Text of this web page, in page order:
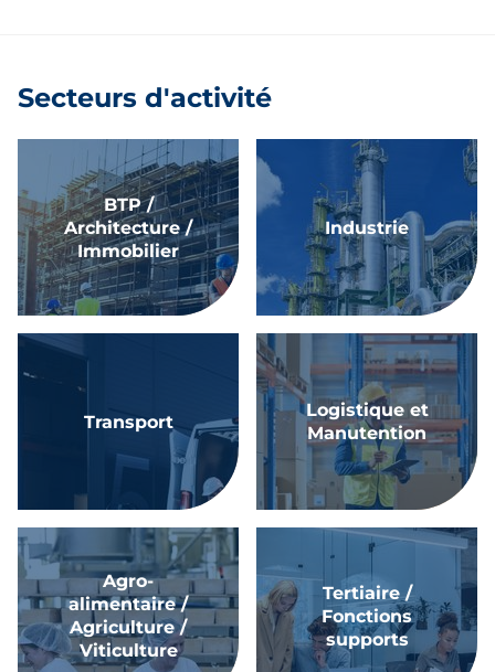
Secteurs d'activité
BTP /
Architecture /
Immobilier
Industrie
Transport
Logistique et
Manutention
Agro-
alimentaire /
Agriculture /
Viticulture
Tertiaire /
Fonctions
supports